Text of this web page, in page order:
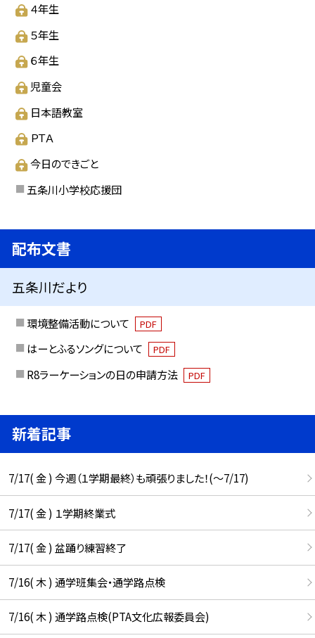
４年生
５年生
６年生
児童会
日本語教室
ＰＴＡ
今日のできごと
五条川小学校応援団
配布文書
五条川だより
環境整備活動について PDF
はーとふるソングについて PDF
R8ラーケーションの日の申請方法 PDF
新着記事
7/17( 金 ) 今週（１学期最終）も頑張りました！(〜7/17)
7/17( 金 ) １学期終業式
7/17( 金 ) 盆踊り練習終了
7/16( 木 ) 通学班集会・通学路点検
7/16( 木 ) 通学路点検(PTA文化広報委員会)